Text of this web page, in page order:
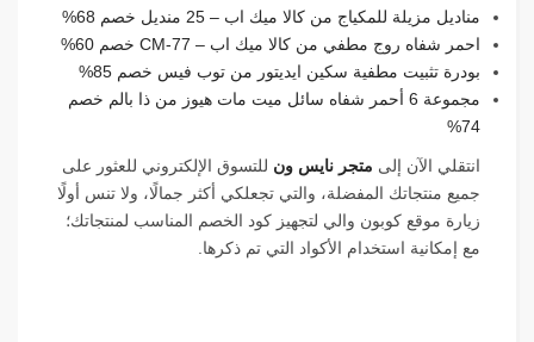
مناديل مزيلة للمكياج من كالا ميك اب – 25 منديل خصم 68%
احمر شفاه روج مطفي من كالا ميك اب – CM-77 خصم 60%
بودرة تثبيت مطفية سكين ايديتور من توب فيس خصم 85%
مجموعة 6 أحمر شفاه سائل ميت مات هيوز من ذا بالم خصم
74%
انتقلي الآن إلى متجر نايس ون للتسوق الإلكتروني للعثور على
جميع منتجاتك المفضلة، والتي تجعلكي أكثر جمالًا، ولا تنس أولًا
زيارة موقع كوبون والي لتجهيز كود الخصم المناسب لمنتجاتك؛
مع إمكانية استخدام الأكواد التي تم ذكرها.